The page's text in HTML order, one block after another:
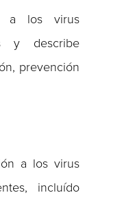
a los virus
y describe
prevención
a los virus
incluído